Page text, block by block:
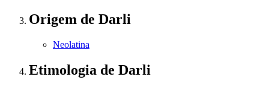
Origem de Darli
Neolatina
Etimologia de Darli